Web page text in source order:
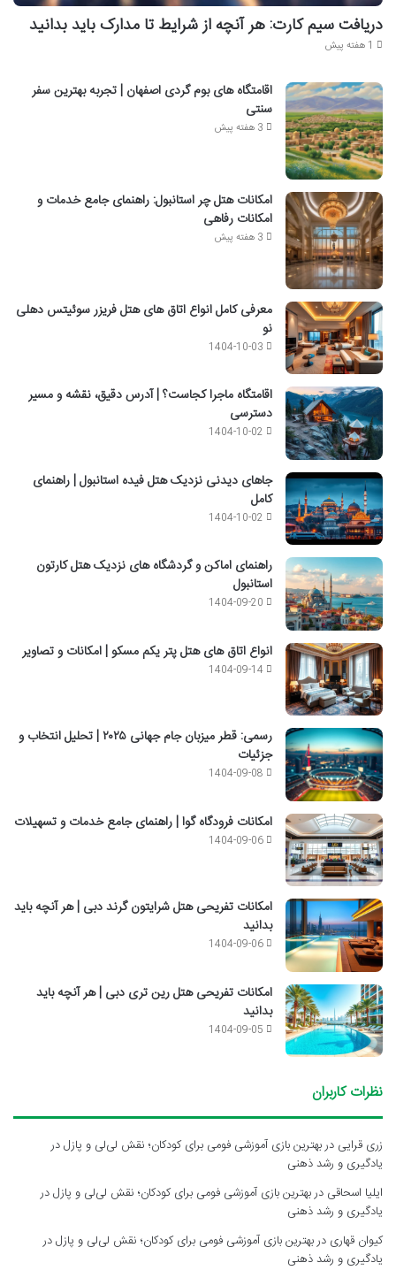
دریافت سیم کارت: هر آنچه از شرایط تا مدارک باید بدانید
1 هفته پیش
اقامتگاه های بوم گردی اصفهان | تجربه بهترین سفر
سنتی
3 هفته پیش
امکانات هتل چر استانبول: راهنمای جامع خدمات و
امکانات رفاهی
3 هفته پیش
معرفی کامل انواع اتاق های هتل فریزر سوئیتس دهلی
نو
1404-10-03
اقامتگاه ماجرا کجاست؟ | آدرس دقیق، نقشه و مسیر
دسترسی
1404-10-02
جاهای دیدنی نزدیک هتل فیده استانبول | راهنمای
کامل
1404-10-02
راهنمای اماکن و گردشگاه های نزدیک هتل کارتون
استانبول
1404-09-20
انواع اتاق های هتل پتر یکم مسکو | امکانات و تصاویر
1404-09-14
رسمی: قطر میزبان جام جهانی ۲۰۲۵ | تحلیل انتخاب و
جزئیات
1404-09-08
امکانات فرودگاه گوا | راهنمای جامع خدمات و تسهیلات
1404-09-06
امکانات تفریحی هتل شرایتون گرند دبی | هر آنچه باید
بدانید
1404-09-06
امکانات تفریحی هتل رین تری دبی | هر آنچه باید
بدانید
1404-09-05
نظرات کاربران
زری قرایی دربهترین بازی آموزشی فومی برای کودکان؛ نقش لی‌لی و پازل در
یادگیری و رشد ذهنی
ایلیا اسحاقی دربهترین بازی آموزشی فومی برای کودکان؛ نقش لی‌لی و پازل در
یادگیری و رشد ذهنی
کیوان قهاری دربهترین بازی آموزشی فومی برای کودکان؛ نقش لی‌لی و پازل در
یادگیری و رشد ذهنی